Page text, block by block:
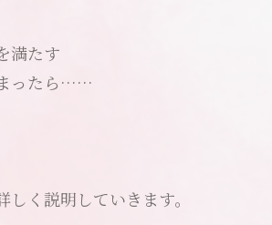
満たす
ったら……
く説明していきます。